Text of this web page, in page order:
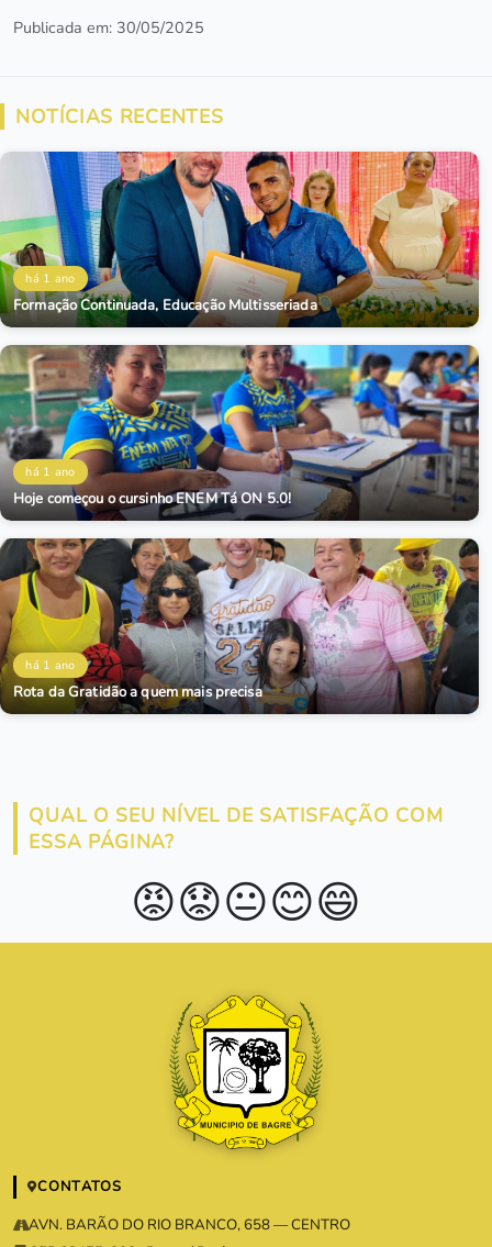
Publicada em: 30/05/2025
NOTÍCIAS RECENTES
há 1 ano
Formação Continuada, Educação Multisseriada
há 1 ano
Hoje começou o cursinho ENEM Tá ON 5.0!
há 1 ano
Rota da Gratidão a quem mais precisa
QUAL O SEU NÍVEL DE SATISFAÇÃO COM
ESSA PÁGINA?
😡😟😐😊😄
CONTATOS
AVN. BARÃO DO RIO BRANCO, 658 — CENTRO